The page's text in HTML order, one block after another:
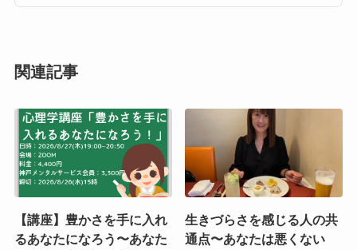
関連記事
【講座】豊かさを手に入れ
るあなたになろう〜あなた
生きづらさを感じる人の共
通点〜あなたは悪くない